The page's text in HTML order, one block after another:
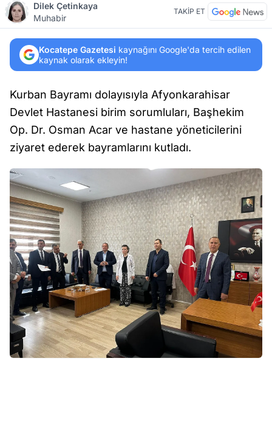
Dilek Çetinkaya
Muhabir
TAKİP ET
Kocatepe Gazetesi kaynağını Google'da tercih edilen
kaynak olarak ekleyin!
Kurban Bayramı dolayısıyla Afyonkarahisar
Devlet Hastanesi birim sorumluları, Başhekim
Op. Dr. Osman Acar ve hastane yöneticilerini
ziyaret ederek bayramlarını kutladı.